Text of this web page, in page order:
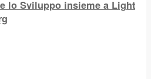
lo Sviluppo insieme a Light